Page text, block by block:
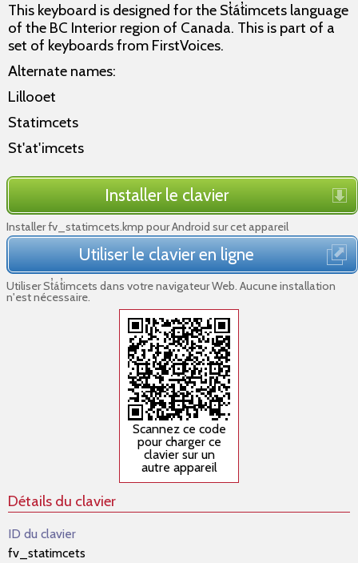
This keyboard is designed for the St̓át̓imcets language
of the BC Interior region of Canada. This is part of a
set of keyboards from FirstVoices.
Alternate names:
Lillooet
Statimcets
St'at'imcets
Installer le clavier
Installer fv_statimcets.kmp pour Android sur cet appareil
Utiliser le clavier en ligne
Utiliser St̓át̓imcets dans votre navigateur Web. Aucune installation
n'est nécessaire.
Scannez ce code
pour charger ce
clavier sur un
autre appareil
Détails du clavier
ID du clavier
fv_statimcets